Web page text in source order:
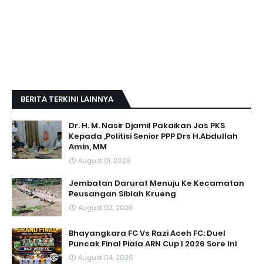
BERITA TERKINI LAINNYA
Dr. H. M. Nasir Djamil Pakaikan Jas PKS
Kepada ,Politisi Senior PPP Drs H.Abdullah
Amin, MM
August 01, 2026
Jembatan Darurat Menuju Ke Kecamatan
Peusangan Siblah Krueng
August 02, 2026
Bhayangkara FC Vs Razi Aceh FC: Duel
Puncak Final Piala ARN Cup I 2026 Sore Ini
August 04, 2026